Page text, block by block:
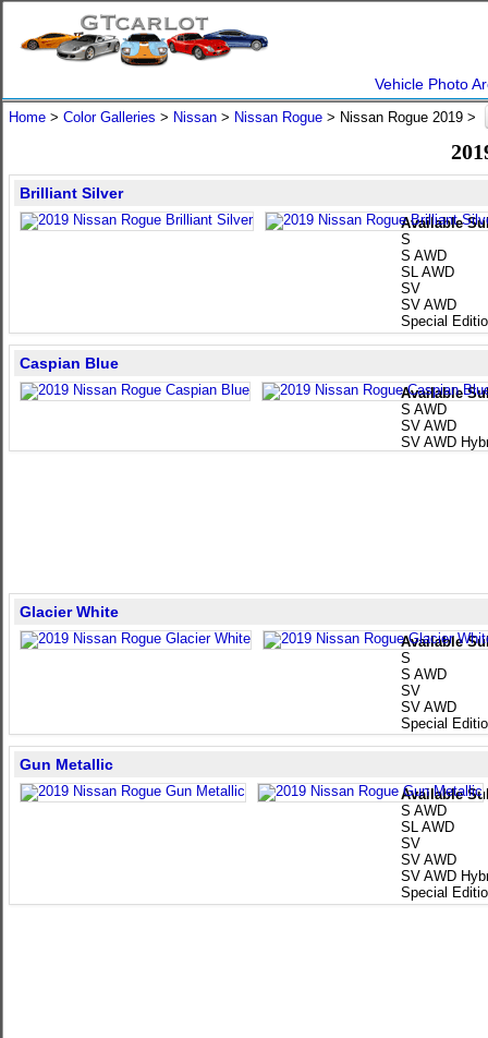
Vehicle Photo
Home > Color Galleries > Nissan > Nissan Rogue > Nissan Rogue 2019 >
Available
S
S AWD
SL AWD
SV
SV AWD
Special
Brilliant Silver
Available
S AWD
SV AWD
SV AWD
Caspian Blue
Available
S
S AWD
SV
SV AWD
Special
Glacier White
Available
S AWD
SL AWD
SV
SV AWD
SV AWD
Special
Gun Metallic